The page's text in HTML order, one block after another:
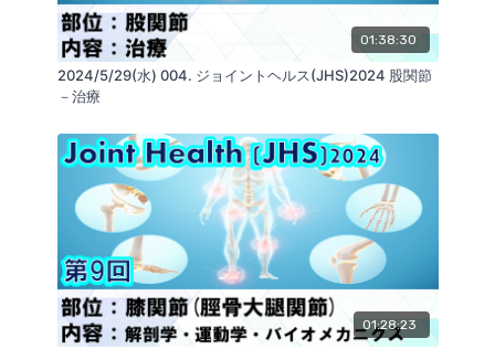
アライメント、可動域
・アーチ形成
■KOKOKARA.onlineを運営する会社：
ReaLine Seminars
SNShttps://linktr.ee/GLABInc
リアライン・イノベーション研究会
https://realine.org/
01:38:30
2024/5/29(水) 004. ジョイントヘルス(JHS)2024 股関節
－治療
01:28:23